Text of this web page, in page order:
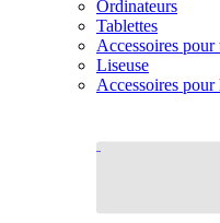
Ordinateurs
Tablettes
Accessoires pour
Liseuse
Accessoires pour